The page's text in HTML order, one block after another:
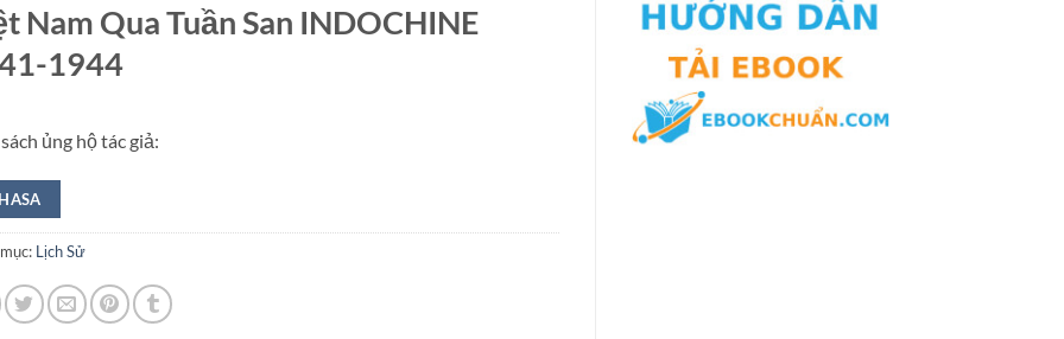
Nam Qua Tuần San INDOCHINE
1944
ủng hộ tác giả:
Lịch Sử